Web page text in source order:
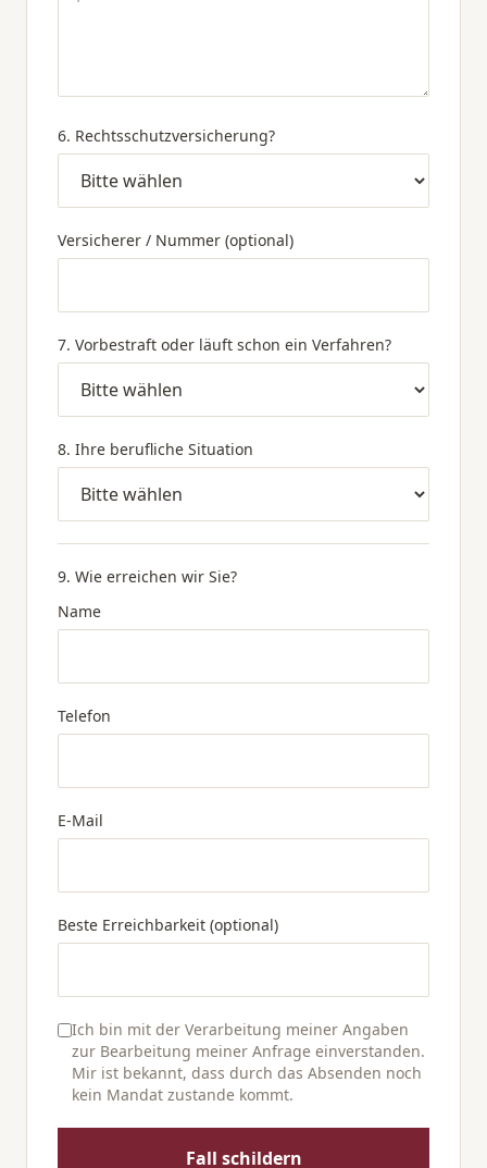
6. Rechtsschutzversicherung?
Versicherer / Nummer (optional)
7. Vorbestraft oder läuft schon ein Verfahren?
8. Ihre berufliche Situation
9. Wie erreichen wir Sie?
Name
Telefon
E-Mail
Beste Erreichbarkeit (optional)
Ich bin mit der Verarbeitung meiner Angaben
zur Bearbeitung meiner Anfrage einverstanden.
Mir ist bekannt, dass durch das Absenden noch
kein Mandat zustande kommt.
Fall schildern